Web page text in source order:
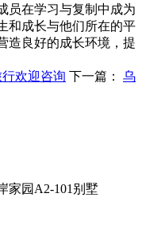
员在学习与复制中成为
和成长与他们所在的平
造良好的成长环境，提
欢迎咨询 下一篇： 乌
家园A2-101别墅